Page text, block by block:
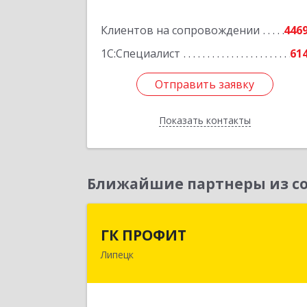
Клиентов на сопровождении
1С:Специалист
Отправить заявку
Показать контакты
Отправить заявку
Назад
Ближайшие партнеры из
ГК ПРОФИТ
Липецк398001, Липецкая обл, Липецк г,